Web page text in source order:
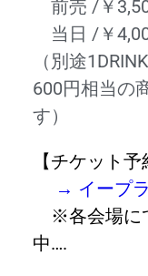
前売 /￥
当日 /￥
（別途
600円相当の
す）
【チケット予
→ イープ
※各会場に
中….